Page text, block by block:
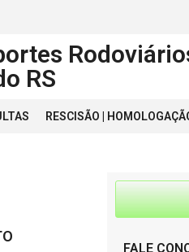
RS
RESCISÃO |
FALE